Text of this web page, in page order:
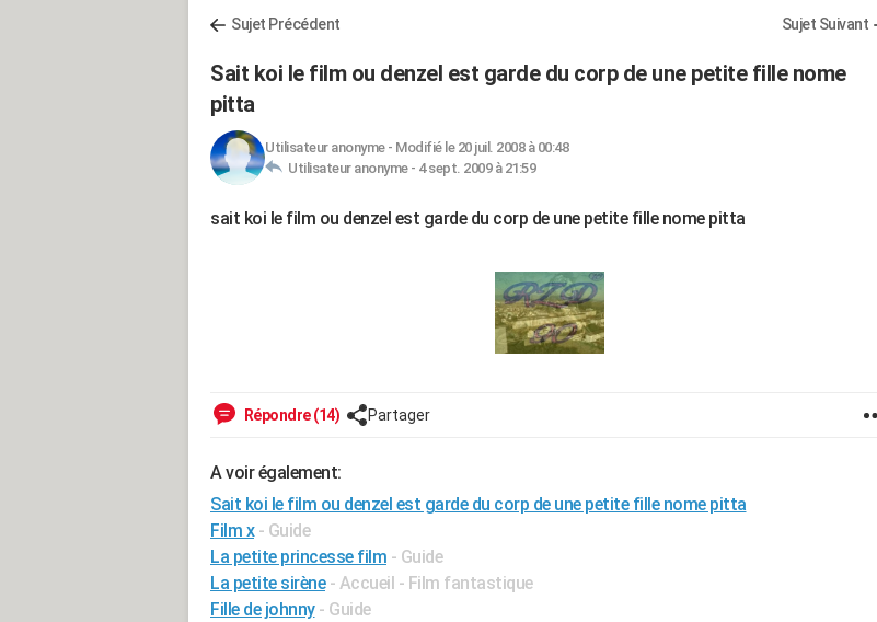
Sujet Précédent Sujet Suivant
Sait koi le film ou denzel est garde du corp de une petite fille nome
pitta
Utilisateur anonyme- Modifié le 20 juil. 2008 à 00:48
Utilisateur anonyme - 4 sept. 2009 à 21:59
sait koi le film ou denzel est garde du corp de une petite fille nome pitta
Répondre (14) Partager
A voir également:
Sait koi le film ou denzel est garde du corp de une petite fille nome pitta
Film x - Guide
La petite princesse film - Guide
La petite sirène - Accueil - Film fantastique
Fille de johnny - Guide